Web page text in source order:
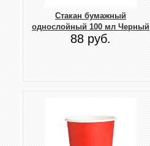
Стакан бумажный
однослойный 100 мл Черный
88 руб.